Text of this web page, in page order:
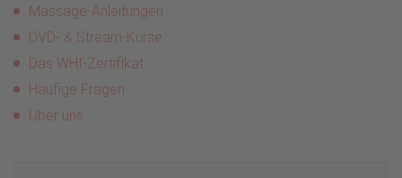
Massage-Anleitungen
DVD- & Stream-Kurse
Das WHI-Zertifikat
Häufige Fragen
Über uns